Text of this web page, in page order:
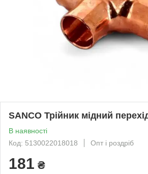
SANCO Трійник мідний
В наявності
Код: 5130022018018
Опт і роздріб
181 ₴